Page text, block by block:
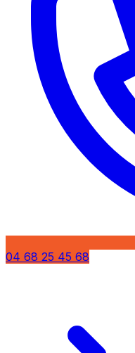
04 68 25 45 68